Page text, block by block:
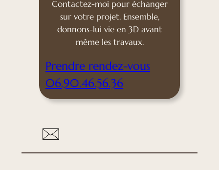
Contactez-moi pour échanger
sur votre projet. Ensemble,
donnons-lui vie en 3D avant
même les travaux.
Prendre rendez-vous
06.90.46.56.36